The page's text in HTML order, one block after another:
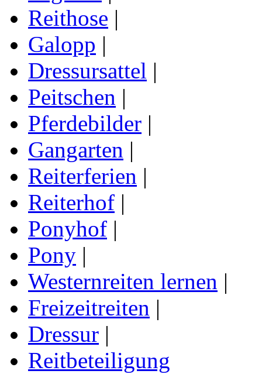
Reithose |
Galopp |
Dressursattel |
Peitschen |
Pferdebilder |
Gangarten |
Reiterferien |
Reiterhof |
Ponyhof |
Pony |
Westernreiten lernen |
Freizeitreiten |
Dressur |
Reitbeteiligung